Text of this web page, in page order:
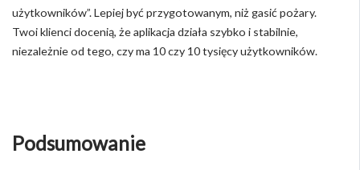
użytkowników”. Lepiej być przygotowanym, niż gasić pożary.
Twoi klienci docenią, że aplikacja działa szybko i stabilnie,
niezależnie od tego, czy ma 10 czy 10 tysięcy użytkowników.
Podsumowanie